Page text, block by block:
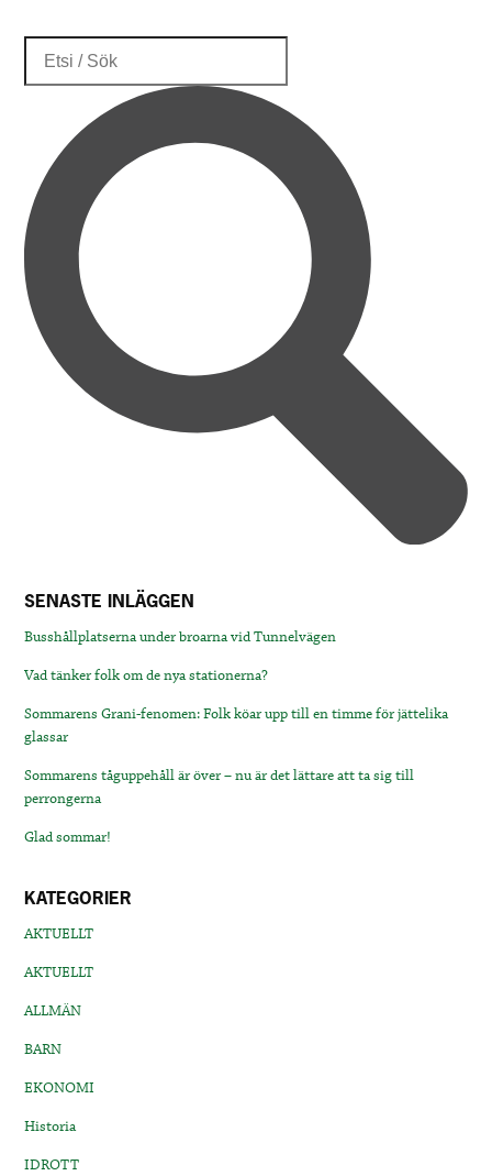
SENASTE INLÄGGEN
Busshållplatserna under broarna vid Tunnelvägen
Vad tänker folk om de nya stationerna?
Sommarens Grani-fenomen: Folk köar upp till en timme för jättelika
glassar
Sommarens tåguppehåll är över – nu är det lättare att ta sig till
perrongerna
Glad sommar!
KATEGORIER
AKTUELLT
AKTUELLT
ALLMÄN
BARN
EKONOMI
Historia
IDROTT